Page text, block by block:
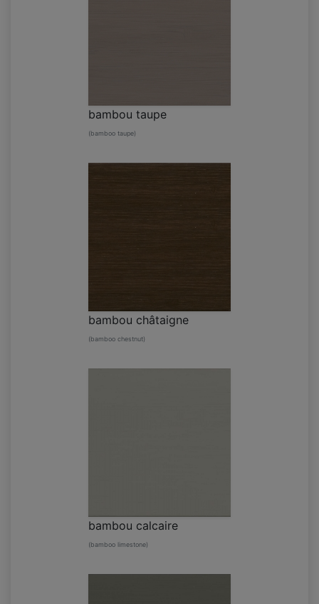
bambou taupe
(bamboo taupe)
bambou châtaigne
(bamboo chestnut)
bambou calcaire
(bamboo limestone)